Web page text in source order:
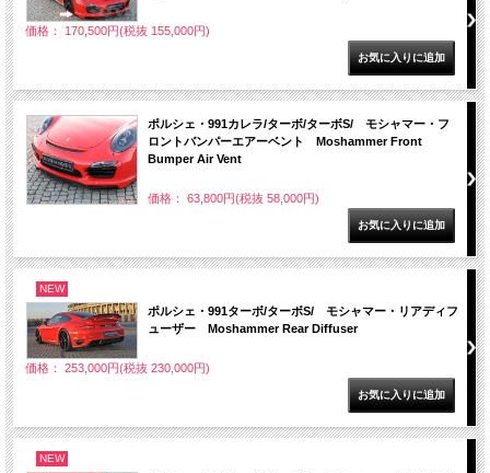
価格： 170,500円(税抜 155,000円)
ポルシェ・991カレラ/ターボ/ターボS/ モシャマー・フ
ロントバンパーエアーベント Moshammer Front
Bumper Air Vent
価格： 63,800円(税抜 58,000円)
NEW
ポルシェ・991ターボ/ターボS/ モシャマー・リアディフ
ューザー Moshammer Rear Diffuser
価格： 253,000円(税抜 230,000円)
NEW